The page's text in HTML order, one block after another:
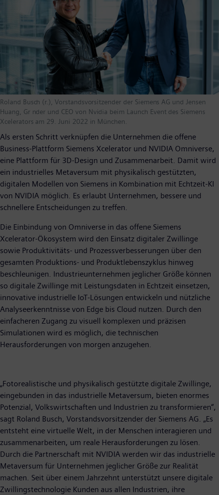
Roland Busch (r.), Vorstandsvorsitzender der Siemens AG und Jensen
Huang, Gr nder und CEO von Nvidia beim Launch Event des Siemens
Xcelerators am 29. Juni 2022 in München.
Als ersten Schritt verknüpfen die Unternehmen die offene
Business-Plattform Siemens Xcelerator und NVIDIA Omniverse,
eine Plattform für 3D-Design und Zusammenarbeit. Damit wird
ein industrielles Metaversum mit physikalisch gestützten,
digitalen Modellen von Siemens in Kombination mit Echtzeit-KI
von NVIDIA möglich. Es erlaubt Unternehmen, bessere und
schnellere Entscheidungen zu treffen.
Die Einbindung von Omniverse in das offene Siemens
Xcelerator-Ökosystem wird den Einsatz digitaler Zwillinge
sowie Produktivitäts- und Prozessverbesserungen über den
gesamten Produktions- und Produktlebenszyklus hinweg
beschleunigen. Industrieunternehmen jeglicher Größe können
so digitale Zwillinge mit Leistungsdaten in Echtzeit einsetzen,
innovative industrielle IoT-Lösungen entwickeln und nützliche
Analyseerkenntnisse von Edge bis Cloud nutzen. Durch den
einfacheren Zugang zu visuell komplexen und präzisen
Simulationen wird es möglich, die technischen
Herausforderungen von morgen anzugehen.
„Fotorealistische und physikalisch gestützte digitale Zwillinge,
eingebunden in das industrielle Metaversum, bieten enormes
Potenzial, Volkswirtschaften und Industrien zu transformieren“,
sagt Roland Busch, Vorstandsvorsitzender der Siemens AG. „Es
entsteht eine virtuelle Welt, in der Menschen interagieren und
zusammenarbeiten, um reale Herausforderungen zu lösen.
Durch die Partnerschaft mit NVIDIA werden wir das industrielle
Metaversum für Unternehmen jeglicher Größe zur Realität
machen. Seit über einem Jahrzehnt unterstützt unsere digitale
Zwillingstechnologie Kunden aus allen Industrien, ihre